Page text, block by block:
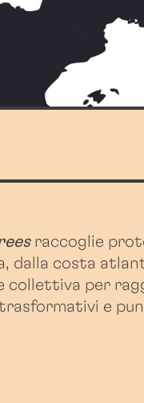
raccoglie
dalla costa
collettiva per
e